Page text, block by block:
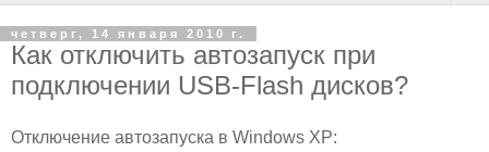
четверг, 14 января 2010 г.
Как отключить автозапуск при
подключении USB-Flash дисков?
Отключение автозапуска в Windows XP: